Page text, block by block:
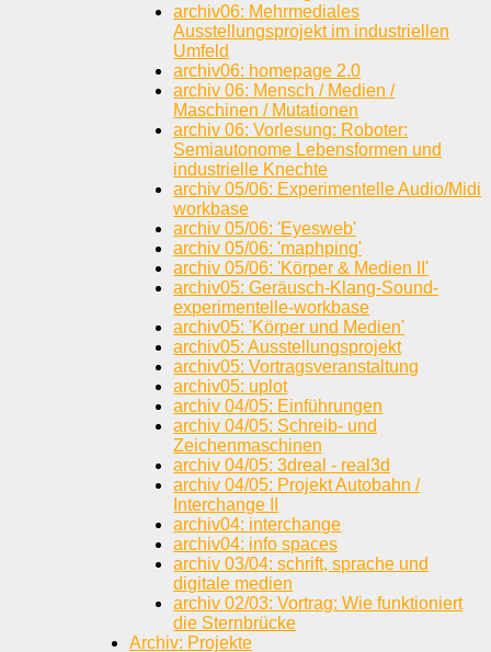
archiv06: Mehrmediales
Ausstellungsprojekt im industriellen
Umfeld
archiv06: homepage 2.0
archiv 06: Mensch / Medien /
Maschinen / Mutationen
archiv 06: Vorlesung: Roboter:
Semiautonome Lebensformen und
industrielle Knechte
archiv 05/06: Experimentelle Audio/Midi
workbase
archiv 05/06: 'Eyesweb'
archiv 05/06: 'maphping'
archiv 05/06: 'Körper & Medien II'
archiv05: Geräusch-Klang-Sound-
experimentelle-workbase
archiv05: 'Körper und Medien'
archiv05: Ausstellungsprojekt
archiv05: Vortragsveranstaltung
archiv05: uplot
archiv 04/05: Einführungen
archiv 04/05: Schreib- und
Zeichenmaschinen
archiv 04/05: 3dreal - real3d
archiv 04/05: Projekt Autobahn /
Interchange II
archiv04: interchange
archiv04: info spaces
archiv 03/04: schrift, sprache und
digitale medien
archiv 02/03: Vortrag: Wie funktioniert
die Sternbrücke
Archiv: Projekte